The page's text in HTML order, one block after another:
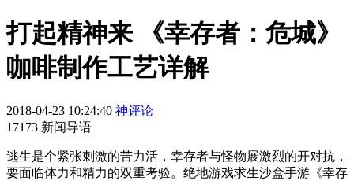
打起精神来 《幸存者：危城》
咖啡制作工艺详解
2018-04-23 10:24:40 神评论
17173 新闻导语
逃生是个紧张刺激的苦力活，幸存者与怪物展激烈的开对抗，
要面临体力和精力的双重考验。绝地游戏求生沙盒手游《幸存